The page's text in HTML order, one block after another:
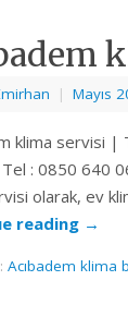
| Mayıs
klima servisi |
: 0850 640
olarak, ev
reading →
Acıbadem klima